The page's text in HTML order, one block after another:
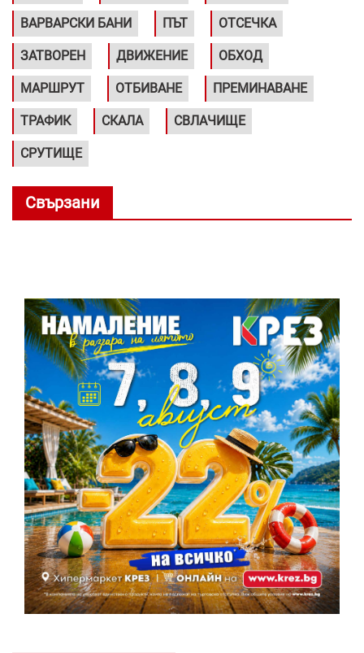
ВАРВАРСКИ БАНИ ПЪТ ОТСЕЧКА
ЗАТВОРЕН ДВИЖЕНИЕ ОБХОД
МАРШРУТ ОТБИВАНЕ ПРЕМИНАВАНЕ
ТРАФИК СКАЛА СВЛАЧИЩЕ
СРУТИЩЕ
Свързани